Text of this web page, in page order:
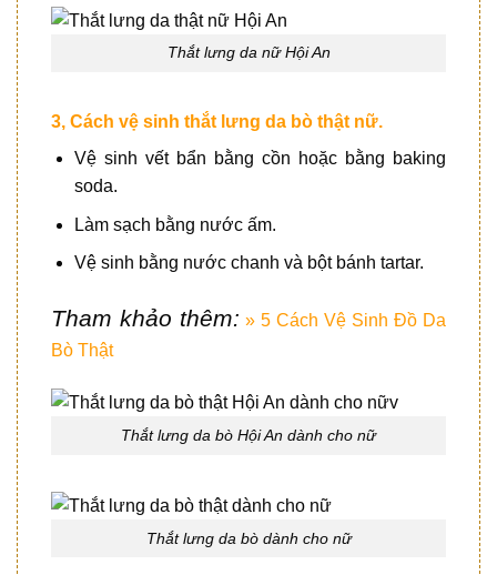
Thắt lưng da nữ Hội An
3, Cách vệ sinh thắt lưng da bò thật nữ.
Vệ sinh vết bẩn bằng cồn hoặc bằng baking
soda.
Làm sạch bằng nước ấm.
Vệ sinh bằng nước chanh và bột bánh tartar.
Tham khảo thêm: » 5 Cách Vệ Sinh Đồ Da
Bò Thật
Thắt lưng da bò Hội An dành cho nữ
Thắt lưng da bò dành cho nữ